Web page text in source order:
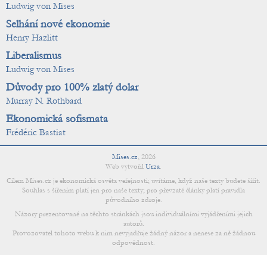
Ludwig von Mises
Selhání nové ekonomie
Henry Hazlitt
Liberalismus
Ludwig von Mises
Důvody pro 100% zlatý dolar
Murray N. Rothbard
Ekonomická sofismata
Frédéric Bastiat
Mises.cz, 2026
Web vytvořil Urza.
Cílem Mises.cz je ekonomická osvěta veřejnosti; uvítáme, když naše texty budete šířit.
Souhlas s šířením platí jen pro naše texty; pro převzaté články platí pravidla
původního zdroje.
Názory prezentované na těchto stránkách jsou individuálními vyjádřeními jejich
autorů.
Provozovatel tohoto webu k nim nevyjadřuje žádný názor a nenese za ně žádnou
odpovědnost.